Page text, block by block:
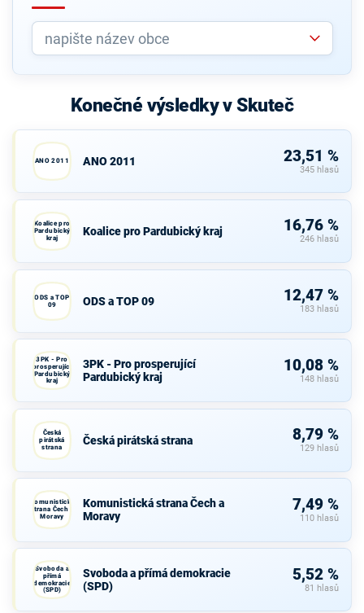
Konečné výsledky v Skuteč
ANO 2011 ANO 2011 23,51 %
345 hlasů
Koalice pro
Pardubický
kraj
Koalice pro Pardubický kraj 16,76 %
246 hlasů
ODS a TOP
09
ODS a TOP 09 12,47 %
183 hlasů
3PK - Pro
prosperující
Pardubický
kraj
3PK - Pro prosperující
Pardubický kraj
10,08 %
148 hlasů
Česká
pirátská
strana
Česká pirátská strana 8,79 %
129 hlasů
Komunistická
strana Čech a
Moravy
Komunistická strana Čech a
Moravy
7,49 %
110 hlasů
Svoboda a
přímá
demokracie
(SPD)
Svoboda a přímá demokracie
(SPD)
5,52 %
81 hlasů